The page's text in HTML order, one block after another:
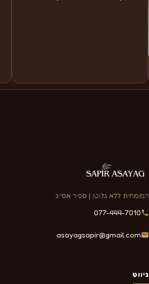
המומחית ללא גלוטן | ספיר אסייג
077-444-7010
asayagsapir@gmail.com
ניווט